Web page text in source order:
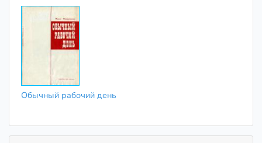
Обычный рабочий день